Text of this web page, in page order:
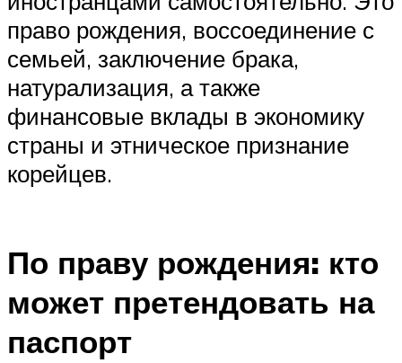
право рождения, воссоединение с
семьей, заключение брака,
натурализация, а также
финансовые вклады в экономику
страны и этническое признание
корейцев.
По праву рождения: кто
может претендовать на
паспорт